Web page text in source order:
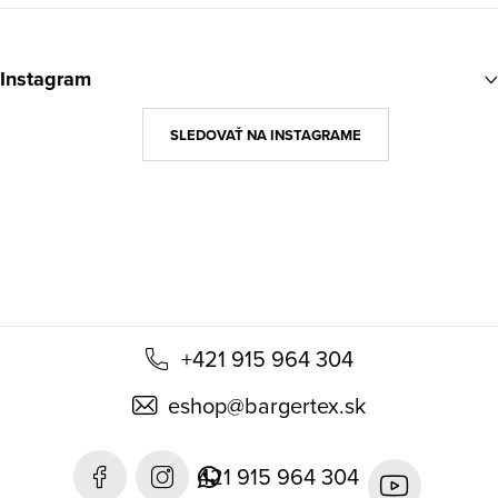
á
+421 915 964 304
eshop@bargertex.sk
421 915 964 304
Instagram
SLEDOVAŤ NA INSTAGRAME